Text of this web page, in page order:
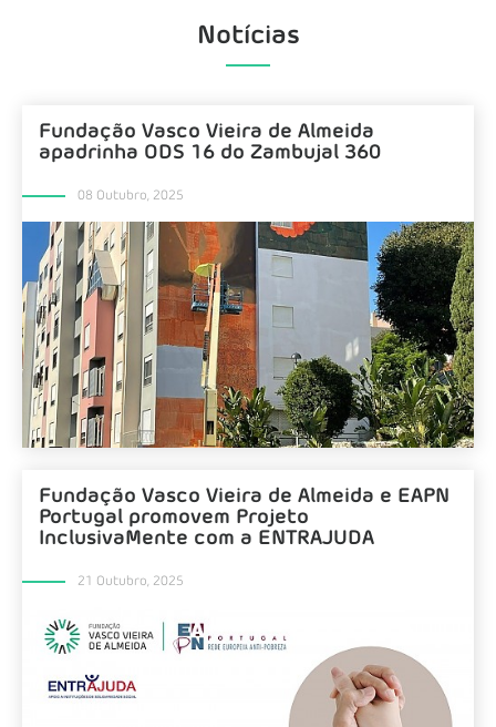
Notícias
Fundação Vasco Vieira de Almeida
apadrinha ODS 16 do Zambujal 360
08 Outubro, 2025
Fundação Vasco Vieira de Almeida e EAPN
Portugal promovem Projeto
InclusivaMente com a ENTRAJUDA
21 Outubro, 2025